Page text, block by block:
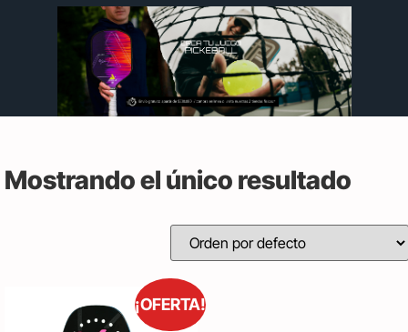
Mostrando el único resultado
¡OFERTA!